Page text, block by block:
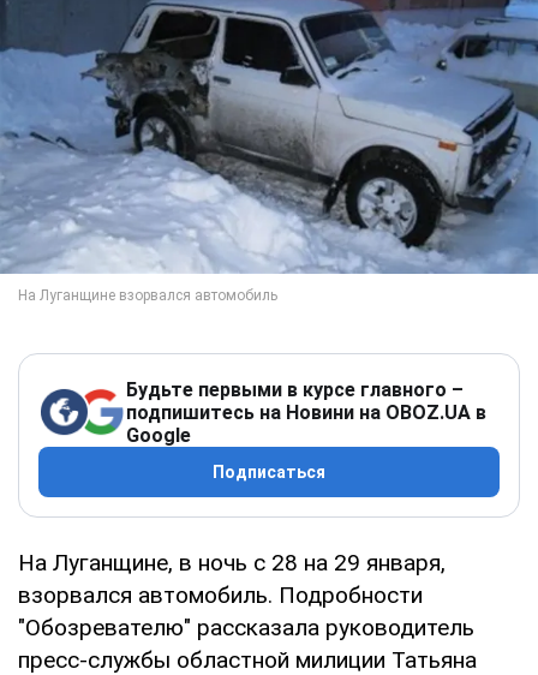
Будьте первыми в курсе главного –
подпишитесь на Новини на OBOZ.UA в
Google
Подписаться
На Луганщине, в ночь с 28 на 29 января,
взорвался автомобиль. Подробности
"Обозревателю" рассказала руководитель
пресс-службы областной милиции Татьяна